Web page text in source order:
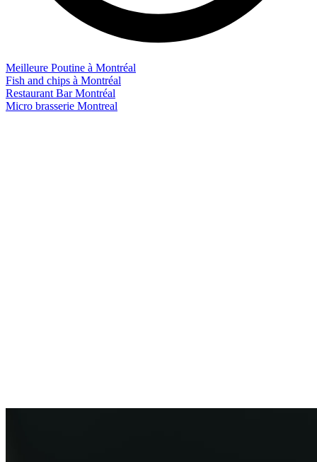
Meilleure Poutine à Montréal
Fish and chips à Montréal
Restaurant Bar Montréal
Micro brasserie Montreal